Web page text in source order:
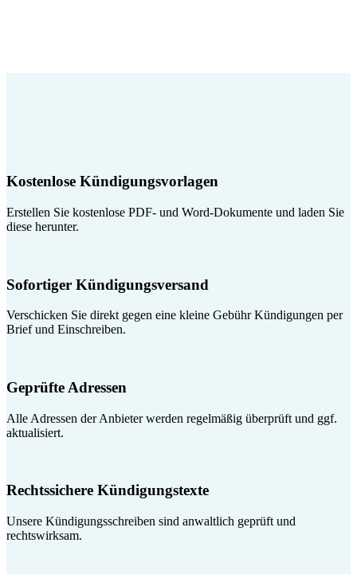
Kostenlose Kündigungsvorlagen
Erstellen Sie kostenlose PDF- und Word-Dokumente und laden Sie
diese herunter.
Sofortiger Kündigungsversand
Verschicken Sie direkt gegen eine kleine Gebühr Kündigungen per
Brief und Einschreiben.
Geprüfte Adressen
Alle Adressen der Anbieter werden regelmäßig überprüft und ggf.
aktualisiert.
Rechtssichere Kündigungstexte
Unsere Kündigungsschreiben sind anwaltlich geprüft und
rechtswirksam.